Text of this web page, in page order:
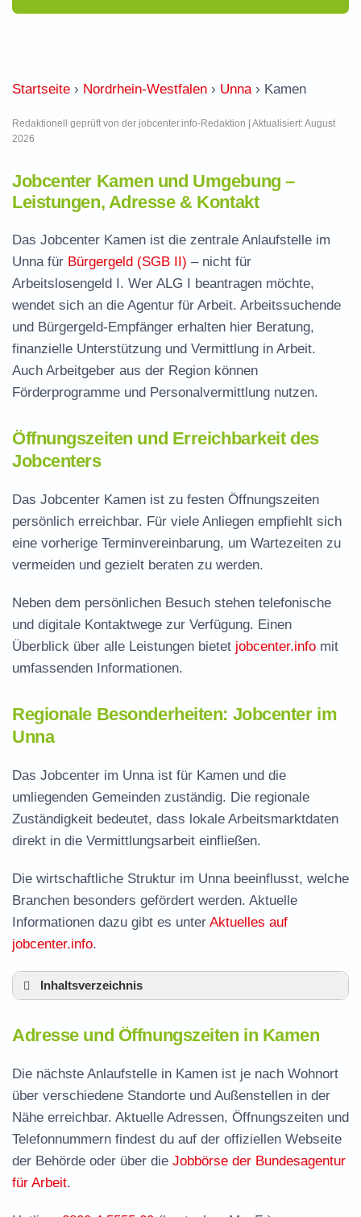
Startseite › Nordrhein-Westfalen › Unna› Kamen
Redaktionell geprüft von der jobcenter.info-Redaktion | Aktualisiert: August
2026
Jobcenter Kamen und Umgebung –
Leistungen, Adresse & Kontakt
Das Jobcenter Kamen ist die zentrale Anlaufstelle im
Unna für Bürgergeld (SGB II) – nicht für
Arbeitslosengeld I. Wer ALG I beantragen möchte,
wendet sich an die Agentur für Arbeit. Arbeitssuchende
und Bürgergeld-Empfänger erhalten hier Beratung,
finanzielle Unterstützung und Vermittlung in Arbeit.
Auch Arbeitgeber aus der Region können
Förderprogramme und Personalvermittlung nutzen.
Öffnungszeiten und Erreichbarkeit des
Jobcenters
Das Jobcenter Kamen ist zu festen Öffnungszeiten
persönlich erreichbar. Für viele Anliegen empfiehlt sich
eine vorherige Terminvereinbarung, um Wartezeiten zu
vermeiden und gezielt beraten zu werden.
Neben dem persönlichen Besuch stehen telefonische
und digitale Kontaktwege zur Verfügung. Einen
Überblick über alle Leistungen bietet jobcenter.info mit
umfassenden Informationen.
Regionale Besonderheiten: Jobcenter im
Unna
Das Jobcenter im Unna ist für Kamen und die
umliegenden Gemeinden zuständig. Die regionale
Zuständigkeit bedeutet, dass lokale Arbeitsmarktdaten
direkt in die Vermittlungsarbeit einfließen.
Die wirtschaftliche Struktur im Unna beeinflusst, welche
Branchen besonders gefördert werden. Aktuelle
Informationen dazu gibt es unter Aktuelles auf
jobcenter.info.
Inhaltsverzeichnis
Leistungen der Arbeitsvermittlung in Kamen
Termin vereinbaren und Bürgergeld beantragen
Jobcenter Unna – zuständige Stelle
Stellenangebote und Jobbörse in Kamen
Häufige Fragen rund ums Jobcenter
Adresse und Öffnungszeiten in Kamen
Die nächste Anlaufstelle in Kamen ist je nach Wohnort
über verschiedene Standorte und Außenstellen in der
Nähe erreichbar. Aktuelle Adressen, Öffnungszeiten und
Telefonnummern findest du auf der offiziellen Webseite
der Behörde oder über die Jobbörse der Bundesagentur
für Arbeit.